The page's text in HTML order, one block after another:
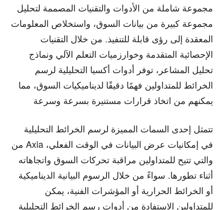
مجموعة شاملة من الأدوات والتقنيات المصممة لتحليل
مجموعة كبيرة من بيانات السوق، واستخلاص المعلومات
المعقدة إلى رؤى قابلة للتنفيذ. من خلال التقنيات
الإحصائية المتقدمة وخوارزميات التعلم الآلي ونماذج
تحليل المشاعر، توفر أدوات أكسيا التحليلية لرسم
الخرائط للمتداولين فهمًا دقيقًا لديناميكيات السوق، مما
يمكنهم من اتخاذ قرارات مستنيرة بسرعة وسرعة
تتمثل إحدى السمات المميزة لرسم الخرائط التحليلية
من Axia في إمكانيات عرض البيانات في الوقت الفعلي،
والتي تتيح للمتداولين مراقبة تحركات السوق واتجاهاته
أثناء تطورها. سواءً من خلال الرسوم البيانية الديناميكية
أو الخرائط الحرارية أو المؤشرات الفنية، يمكن
للمتداولين الاستفادة من أدوات رسم الخرائط التحليلية